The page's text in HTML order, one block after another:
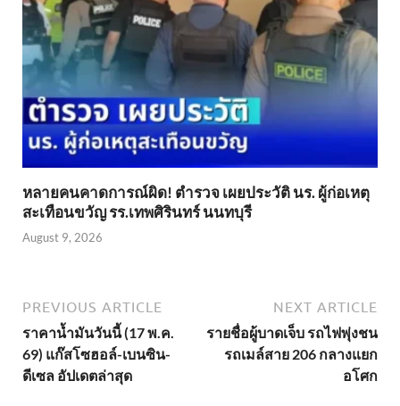
หลายคนคาดการณ์ผิด! ตำรวจ เผยประวัติ นร. ผู้ก่อเหตุ
สะเทือนขวัญ รร.เทพศิรินทร์ นนทบุรี
August 9, 2026
PREVIOUS ARTICLE
ราคาน้ำมันวันนี้ (17 พ.ค.
69) แก๊สโซฮอล์-เบนซิน-
ดีเซล อัปเดตล่าสุด
NEXT ARTICLE
รายชื่อผู้บาดเจ็บ รถไฟพุ่งชน
รถเมล์สาย 206 กลางแยก
อโศก